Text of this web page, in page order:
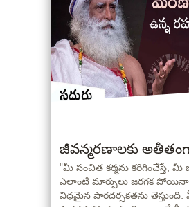
జీవన్మరణాలకు
"మీ సంచిత కర్మను కరిగించేస్తే,
ఎలాంటి మార్పులు జరగక
విధమైన పారదర్సకతను